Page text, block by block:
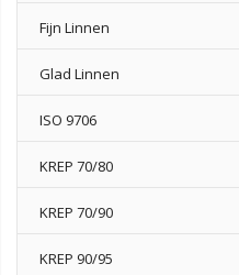
Fijn Linnen
Glad Linnen
ISO 9706
KREP 70/80
KREP 70/90
KREP 90/95